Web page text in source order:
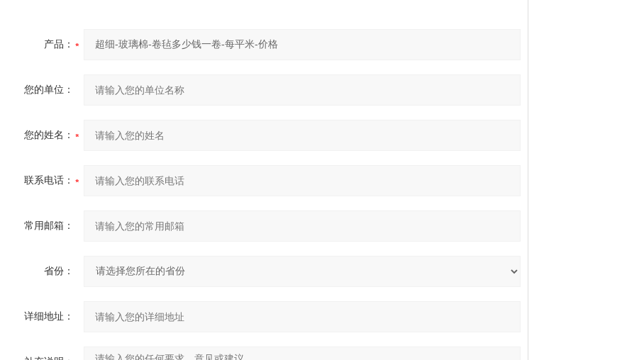
产品：
您的单位：
您的姓名：
联系电话：
常用邮箱：
省份：
详细地址：